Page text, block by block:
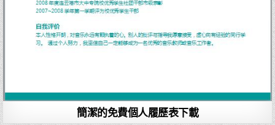
簡潔的免費個人履歷表下載